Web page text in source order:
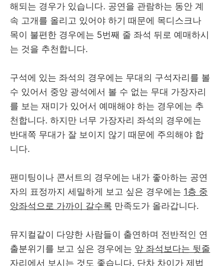
해되는 경우가 있습니다. 공연을 관람하는 동안 계
속 고개를 올리고 있어야 하기 때문에 목디스크나
목이 불편한 경우에는 5번째 줄 좌석 뒤로 예매하시
는 것을 추천합니다.
구석에 있는 좌석의 경우에는 무대의 구석자리를 볼
수 있어서 중앙 광석에서 볼 수 없는 무대 가장자리
를 보는 재미가 있어서 예매해야 하는 경우에는 추
천합니다. 하지만 너무 가장자리 좌석의 경우에는
반대쪽 무대가 잘 보이지 않기 때문에 주의해야 합
니다.
팬미팅이나 콘서트의 경우에는 내가 좋아하는 공연
자의 표정까지 세밀하게 보고 싶은 경우에는 1층 중
앙좌석으로 가까이 갈수록 만족도가 올라갑니다.
뮤지컬같이 다양한 사람들이 출연하며 전반적인 연
출분위기를 보고 싶은 경우에는 앞 좌석보다는 뒷줄
자리에서 보시는 것 도 좋습니다. 단차 차이가 제법